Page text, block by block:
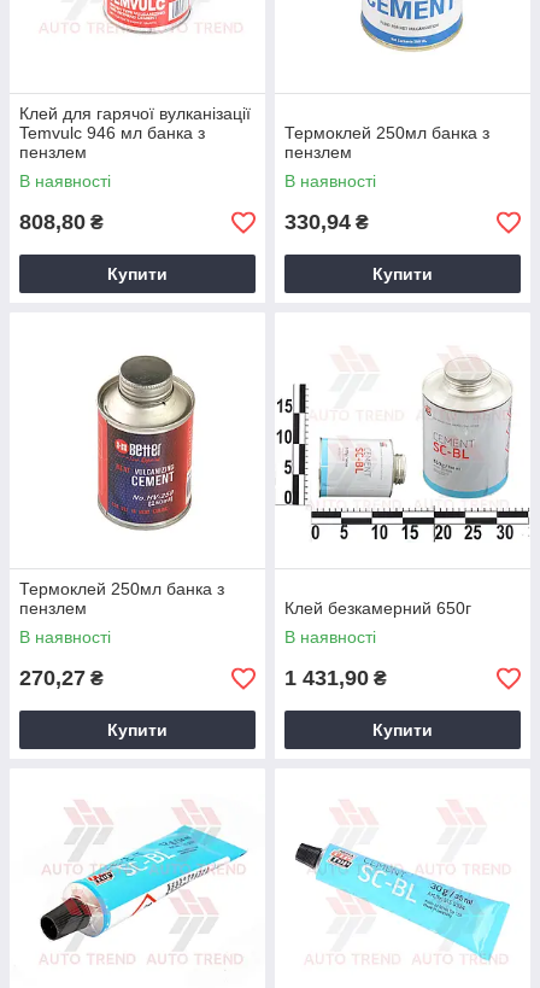
Клей для гарячої вулканізації
Temvulc 946 мл банка з
пензлем
В наявності
808,80 ₴
Купити
Термоклей 250мл банка з
пензлем
В наявності
330,94 ₴
Купити
Термоклей 250мл банка з
пензлем
В наявності
270,27 ₴
Купити
Клей безкамерний 650г
В наявності
1 431,90 ₴
Купити